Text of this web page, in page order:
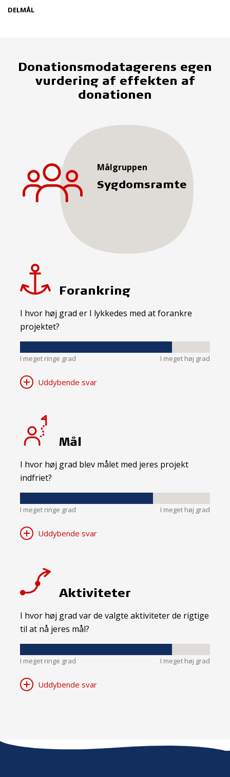
DELMÅL
Donationsmodatagerens egen
vurdering af effekten af
donationen
Målgruppen
Sygdomsramte
Forankring
I hvor høj grad er I lykkedes med at forankre
projektet?
I meget ringe grad I meget høj grad
Uddybende svar
Mål
I hvor høj grad blev målet med jeres projekt
indfriet?
I meget ringe grad I meget høj grad
Uddybende svar
Aktiviteter
I hvor høj grad var de valgte aktiviteter de rigtige
til at nå jeres mål?
I meget ringe grad I meget høj grad
Uddybende svar